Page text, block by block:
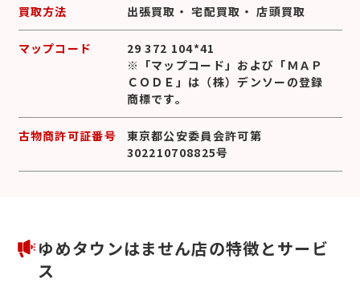
買取方法 出張買取 ・宅配買取 ・店頭買取
マップコード
29 372 104*41
※「マップコード」および「ＭＡＰ
ＣＯＤＥ」は（株）デンソーの登録
商標です。
古物商許可証番号
東京都公安委員会許可第
302210708825号
ゆめタウンはません店の特徴とサービ
ス